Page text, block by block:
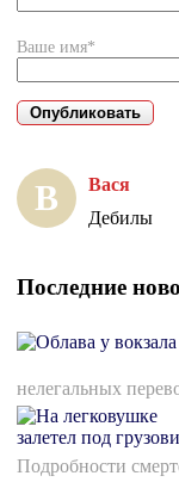
Ваше имя*
В Вася
Дебилы
Последние
нелегальных
Подробности